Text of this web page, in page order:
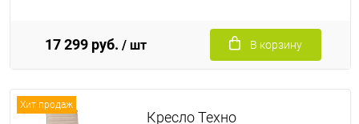
17 299 руб. / шт В корзину
Хит продаж
Кресло Техно